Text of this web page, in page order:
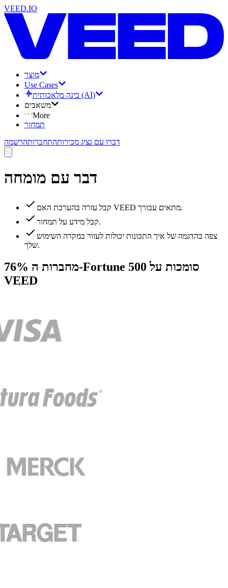
VEED.IO
מוצר
Use Cases
בינה מלאכותית (AI)
משאבים
More
תמחור
דברו עם נציג מכירותהתחברותהרשמה
דבר עם מומחה
קבל עזרה בהערכת האם VEED מתאים עבורך.
קבל מידע על תמחור.
צפה בהדגמה של איך התכונות יכולות לעזור במקרה השימוש
שלך.
76% מחברות ה-Fortune 500 סומכות על
VEED